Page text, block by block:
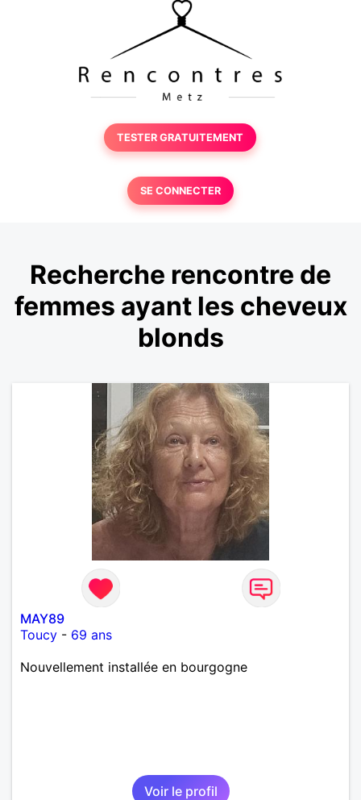
TESTER GRATUITEMENT
SE CONNECTER
Recherche rencontre de
femmes ayant les cheveux
blonds
MAY89
Toucy - 69 ans
Nouvellement installée en bourgogne
Voir le profil